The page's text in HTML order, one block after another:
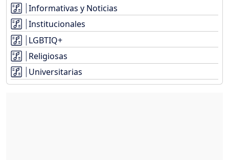
Informativas y Noticias
Institucionales
LGBTIQ+
Religiosas
Universitarias